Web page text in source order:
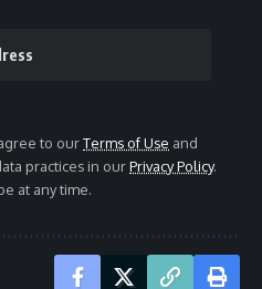
to ourTerms of Use and
practices in ourPrivacy Policy.
at any time.